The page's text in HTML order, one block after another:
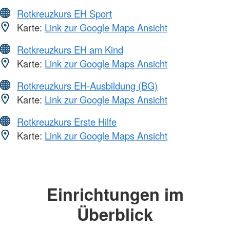
Rotkreuzkurs EH Sport
Karte: Link zur Google Maps Ansicht
Rotkreuzkurs EH am Kind
Karte: Link zur Google Maps Ansicht
Rotkreuzkurs EH-Ausbildung (BG)
Karte: Link zur Google Maps Ansicht
Rotkreuzkurs Erste Hilfe
Karte: Link zur Google Maps Ansicht
Einrichtungen im
Überblick